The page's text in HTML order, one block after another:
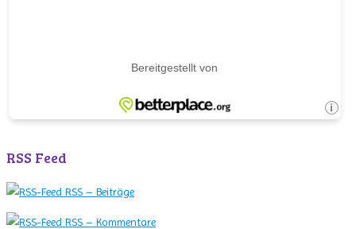
RSS Feed
RSS – Beiträge
RSS – Kommentare